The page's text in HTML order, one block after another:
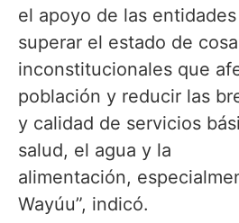
el apoyo de las
superar el estado de
inconstitucionales que
población y reducir las
y calidad de servicios
salud, el agua y la
alimentación,
Wayúu”, indicó.